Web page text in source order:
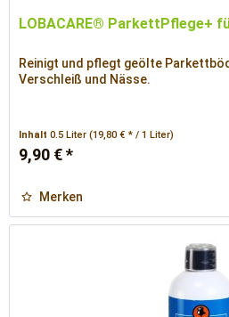
LOBACARE® ParkettPflege+
Reinigt und pflegt geölte
Verschleiß und Nässe.
Inhalt0.5 Liter(19,80 € * / 1 Liter)
9,90 € *
Merken